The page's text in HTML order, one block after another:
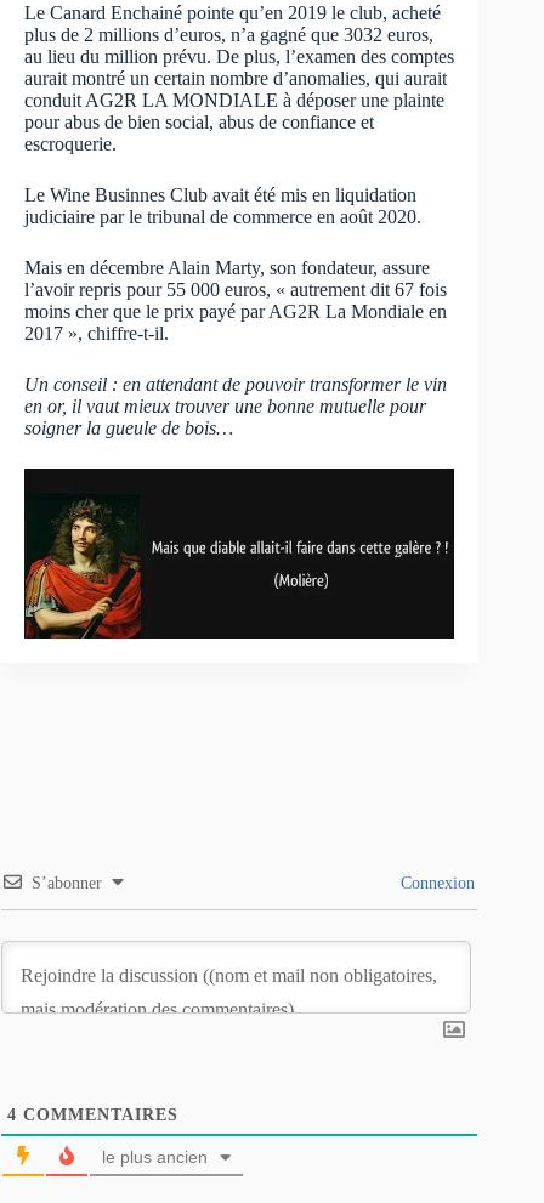
Le Canard Enchainé pointe qu’en 2019 le club, acheté
plus de 2 millions d’euros, n’a gagné que 3032 euros,
au lieu du million prévu. De plus, l’examen des comptes
aurait montré un certain nombre d’anomalies, qui aurait
conduit AG2R LA MONDIALE à déposer une plainte
pour abus de bien social, abus de confiance et
escroquerie.
Le Wine Businnes Club avait été mis en liquidation
judiciaire par le tribunal de commerce en août 2020.
Mais en décembre Alain Marty, son fondateur, assure
l’avoir repris pour 55 000 euros, « autrement dit 67 fois
moins cher que le prix payé par AG2R La Mondiale en
2017 », chiffre-t-il.
Un conseil : en attendant de pouvoir transformer le vin
en or, il vaut mieux trouver une bonne mutuelle pour
soigner la gueule de bois…
S’abonner Connexion
4 COMMENTAIRES
le plus ancien